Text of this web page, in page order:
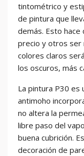
tintométrico y
de pintura que
demás. Esto hace
precio y otros ser
colores claros
los oscuros, más
La pintura P30
antimoho
no altera la
libre paso del
buena cubrición.
decoración de